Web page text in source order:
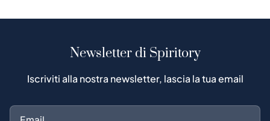
Newsletter di Spiritory
Iscriviti alla nostra newsletter, lascia la tua email